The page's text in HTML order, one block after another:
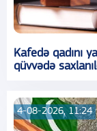
Kafedə qadını
qüvvədə
4-08-2026, 11:24